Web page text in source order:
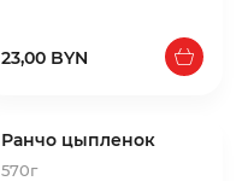
23,00 BYN
Ранчо цыпленок
570г